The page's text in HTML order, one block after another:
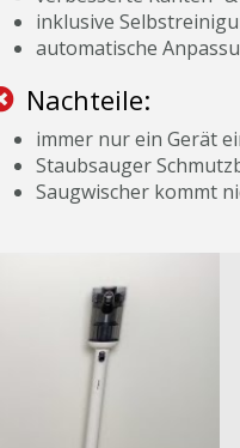
inklusive
automatische
Nachteile:
immer nur ein Gerät
Staubsauger
Saugwischer kommt